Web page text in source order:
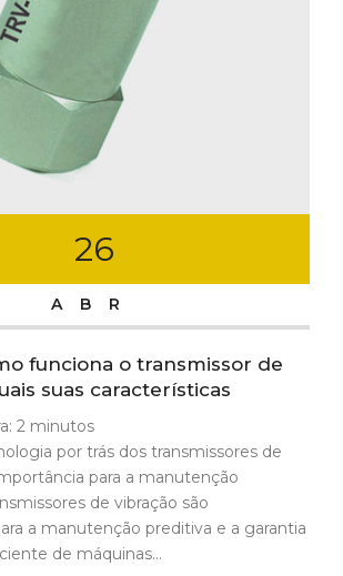
26
ABR
funciona o transmissor de
suas características
2 minutos
por trás dos transmissores de
para a manutenção
de vibração são
a manutenção preditiva e a garantia
de máquinas...